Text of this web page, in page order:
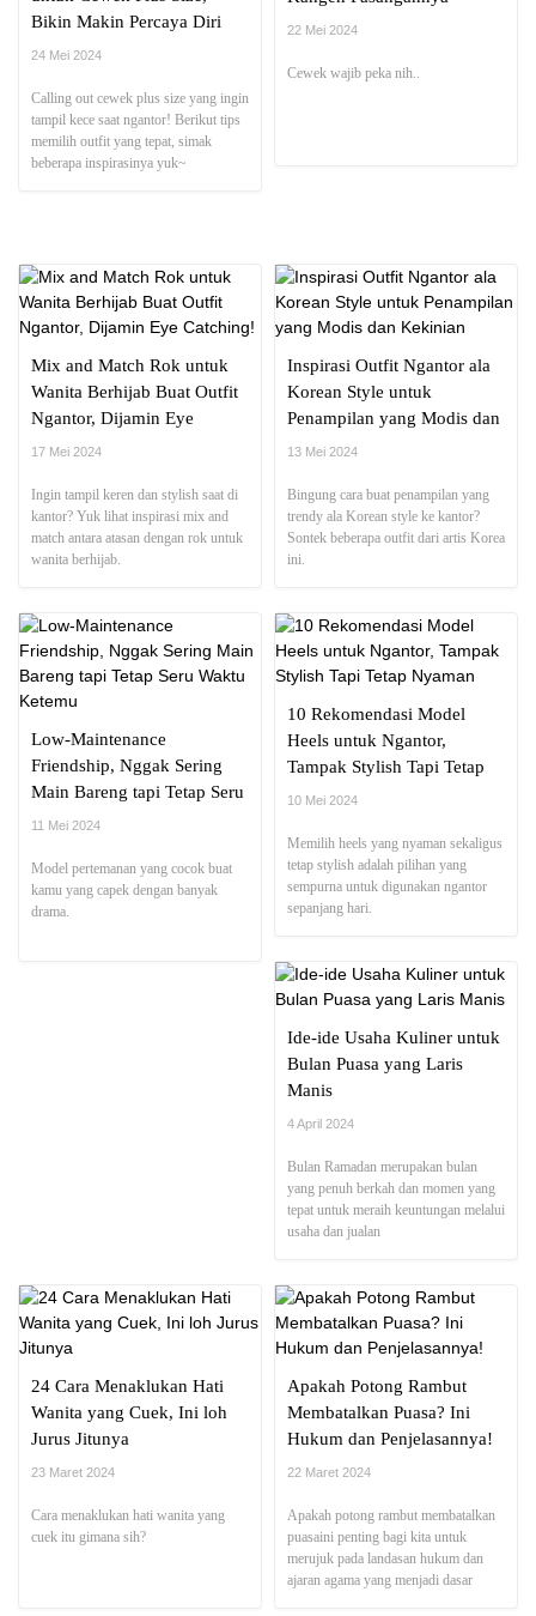
Bikin Makin Percaya Diri
saat Ngantor!
24 Mei 2024
Calling out cewek plus size yang ingin
tampil kece saat ngantor! Berikut tips
memilih outfit yang tepat, simak
beberapa inspirasinya yuk~
22 Mei 2024
Cewek wajib peka nih..
Mix and Match Rok untuk
Wanita Berhijab Buat Outfit
Ngantor, Dijamin Eye
Catching!
17 Mei 2024
Ingin tampil keren dan stylish saat di
kantor? Yuk lihat inspirasi mix and
match antara atasan dengan rok untuk
wanita berhijab.
Inspirasi Outfit Ngantor ala
Korean Style untuk
Penampilan yang Modis dan
Kekinian
13 Mei 2024
Bingung cara buat penampilan yang
trendy ala Korean style ke kantor?
Sontek beberapa outfit dari artis Korea
ini.
Low-Maintenance
Friendship, Nggak Sering
Main Bareng tapi Tetap Seru
Waktu Ketemu
11 Mei 2024
Model pertemanan yang cocok buat
kamu yang capek dengan banyak
drama.
10 Rekomendasi Model
Heels untuk Ngantor,
Tampak Stylish Tapi Tetap
Nyaman
10 Mei 2024
Memilih heels yang nyaman sekaligus
tetap stylish adalah pilihan yang
sempurna untuk digunakan ngantor
sepanjang hari.
Ide-ide Usaha Kuliner untuk
Bulan Puasa yang Laris
Manis
4 April 2024
Bulan Ramadan merupakan bulan
yang penuh berkah dan momen yang
tepat untuk meraih keuntungan melalui
usaha dan jualan
24 Cara Menaklukan Hati
Wanita yang Cuek, Ini loh
Jurus Jitunya
23 Maret 2024
Cara menaklukan hati wanita yang
cuek itu gimana sih?
Apakah Potong Rambut
Membatalkan Puasa? Ini
Hukum dan Penjelasannya!
22 Maret 2024
Apakah potong rambut membatalkan
puasaini penting bagi kita untuk
merujuk pada landasan hukum dan
ajaran agama yang menjadi dasar